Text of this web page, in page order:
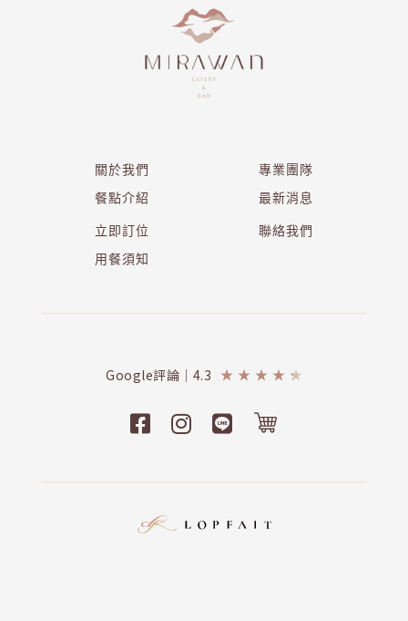
關於我們
餐點介紹
專業團隊
最新消息
立即訂位
用餐須知
聯絡我們
Google評論｜4.3 ★ ★ ★ ★ ★